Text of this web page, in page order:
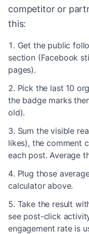
competitor or
this:
Get the public
section (Facebook
pages).
Pick the last 10
the badge marks
old).
Sum the visible
likes), the comment
each post. Average
Plug those
calculator above.
Take the result
see post-click
engagement rate is